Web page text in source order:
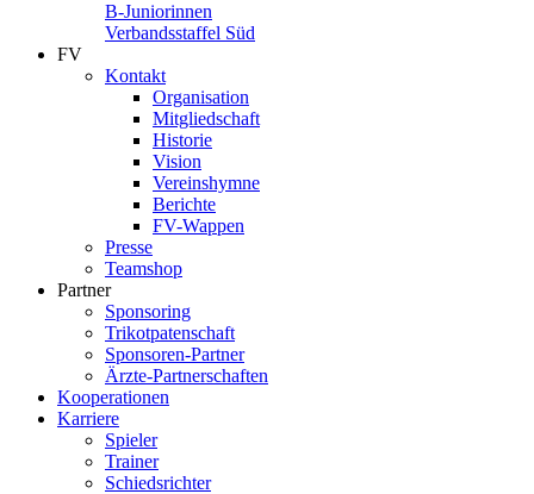
B-Juniorinnen
Verbandsstaffel Süd
FV
Kontakt
Organisation
Mitgliedschaft
Historie
Vision
Vereinshymne
Berichte
FV-Wappen
Presse
Teamshop
Partner
Sponsoring
Trikotpatenschaft
Sponsoren-Partner
Ärzte-Partnerschaften
Kooperationen
Karriere
Spieler
Trainer
Schiedsrichter